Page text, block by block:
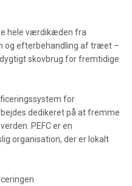
hele værdikæden fra
og efterbehandling af træet –
skovbrug for fremtidige
for
dedikeret på at fremme
PEFC er en
organisation, der er lokalt